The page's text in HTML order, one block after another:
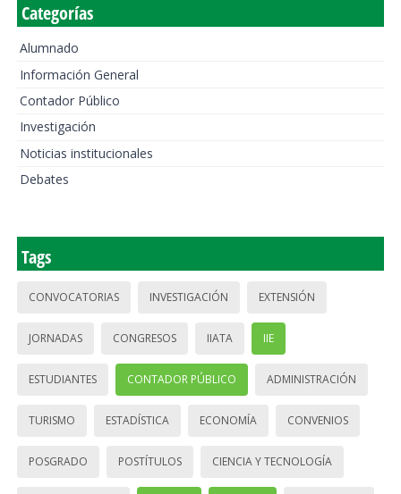
Categorías
Alumnado
Información General
Contador Público
Investigación
Noticias institucionales
Debates
Tags
CONVOCATORIAS INVESTIGACIÓN EXTENSIÓN
JORNADAS CONGRESOS IIATA IIE
ESTUDIANTES CONTADOR PÚBLICO ADMINISTRACIÓN
TURISMO ESTADÍSTICA ECONOMÍA CONVENIOS
POSGRADO POSTÍTULOS CIENCIA Y TECNOLOGÍA